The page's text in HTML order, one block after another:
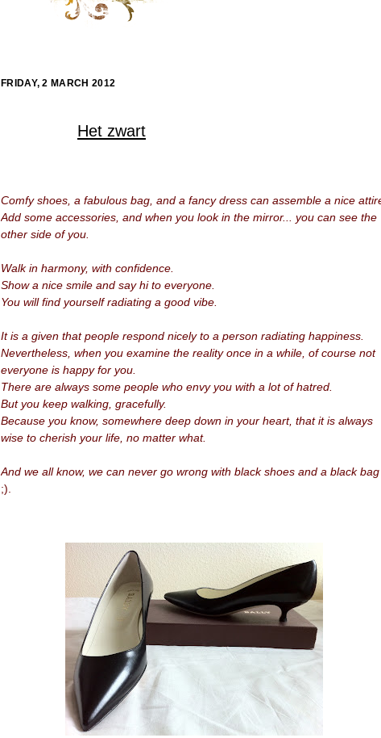
FRIDAY, 2 MARCH 2012
Het zwart
Comfy shoes, a fabulous bag, and a fancy dress can assemble a nice
Add some accessories, and when you look in the mirror... you can see the
other side of you.
Walk in harmony, with confidence.
Show a nice smile and say hi to everyone.
You will find yourself radiating a good vibe.
It is a given that people respond nicely to a person radiating happiness.
Nevertheless, when you examine the reality once in a while, of course not
everyone is happy for you.
There are always some people who envy you with a lot of hatred.
But you keep walking, gracefully.
Because you know, somewhere deep down in your heart, that it is always
wise to cherish your life, no matter what.
And we all know, we can never go wrong with black shoes and a black bag
;).